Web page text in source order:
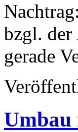
bzgl. der
gerade
Umbau